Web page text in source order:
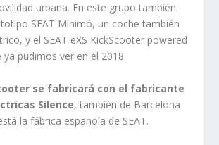
urbana. En este grupo también
SEAT Minimó, un coche también
y el SEAT eXS KickScooter powered
ya pudimos ver en el 2018
se fabricará con el fabricante
Silence, también de Barcelona
la fábrica española de SEAT.